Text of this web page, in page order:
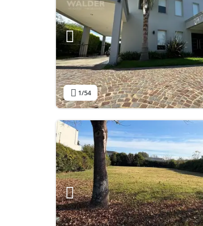
1/54